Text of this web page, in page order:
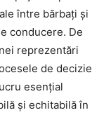
între bărbați și
conducere. De
reprezentări
de decizie
esențial
și echitabilă în